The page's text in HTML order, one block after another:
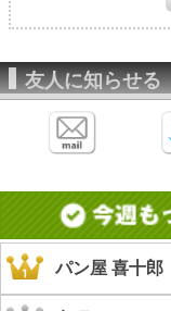
友人に知らせる
パン屋 喜十郎